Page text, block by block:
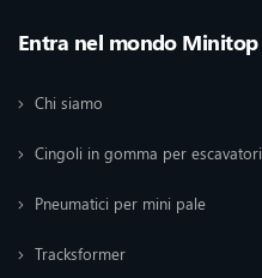
Entra nel mondo Minitop
Chi siamo
Cingoli in gomma per escavatori
Pneumatici per mini pale
Tracksformer